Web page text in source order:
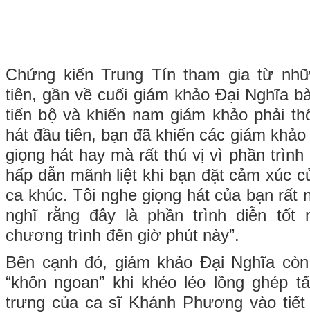
Chứng kiến Trung Tín tham gia từ
tiên, gần về cuối giám khảo Đại Nghĩa
tiến bộ và khiến nam giám khảo phải
hát đầu tiên, bạn đã khiến các giám
giọng hát hay mà rất thú vị vì phần
hấp dẫn mãnh liệt khi bạn đặt cảm xúc
ca khúc. Tôi nghe giọng hát của bạn rất
nghĩ rằng đây là phần trình diễn tốt
chương trình đến giờ phút này”.
Bên cạnh đó, giám khảo Đại Nghĩa
“khôn ngoan” khi khéo léo lồng ghép
trưng của ca sĩ Khánh Phương vào